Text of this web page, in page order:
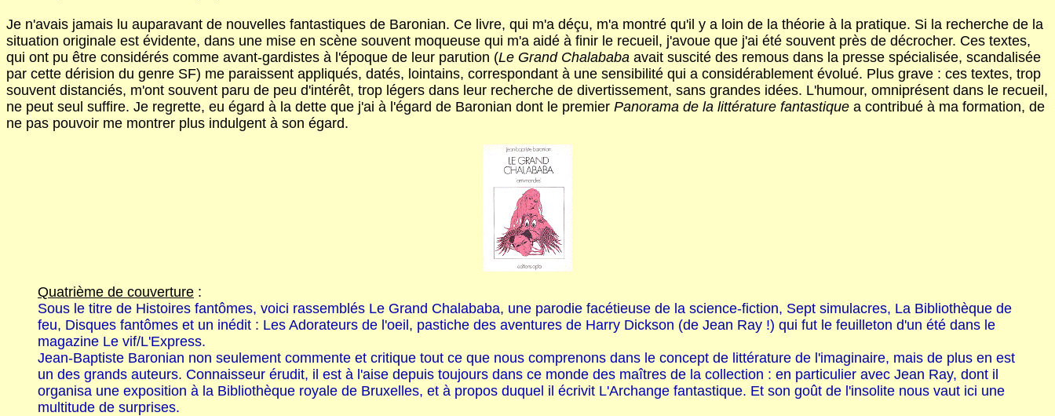
Je n'avais jamais lu auparavant de nouvelles fantastiques de Baronian. Ce livre, qui m'a déçu, m'a montré qu'il y a loin de la théorie à la pratique. Si la recherche de la
situation originale est évidente, dans une mise en scène souvent moqueuse qui m'a aidé à finir le recueil, j'avoue que j'ai été souvent près de décrocher. Ces textes,
qui ont pu être considérés comme avant-gardistes à l'époque de leur parution (Le Grand Chalababa avait suscité des remous dans la presse spécialisée, scandalisée
par cette dérision du genre SF) me paraissent appliqués, datés, lointains, correspondant à une sensibilité qui a considérablement évolué. Plus grave : ces textes, trop
souvent distanciés, m'ont souvent paru de peu d'intérêt, trop légers dans leur recherche de divertissement, sans grandes idées. L'humour, omniprésent dans le recueil,
ne peut seul suffire. Je regrette, eu égard à la dette que j'ai à l'égard de Baronian dont le premier Panorama de la littérature fantastique a contribué à ma formation, de
ne pas pouvoir me montrer plus indulgent à son égard.
Quatrième de couverture :
Sous le titre de Histoires fantômes, voici rassemblés Le Grand Chalababa, une parodie facétieuse de la science-fiction, Sept simulacres, La Bibliothèque de
feu, Disques fantômes et un inédit : Les Adorateurs de l'oeil, pastiche des aventures de Harry Dickson (de Jean Ray !) qui fut le feuilleton d'un été dans le
magazine Le vif/L'Express.
Jean-Baptiste Baronian non seulement commente et critique tout ce que nous comprenons dans le concept de littérature de l'imaginaire, mais de plus en est
un des grands auteurs. Connaisseur érudit, il est à l'aise depuis toujours dans ce monde des maîtres de la collection : en particulier avec Jean Ray, dont il
organisa une exposition à la Bibliothèque royale de Bruxelles, et à propos duquel il écrivit L'Archange fantastique. Et son goût de l'insolite nous vaut ici une
multitude de surprises.